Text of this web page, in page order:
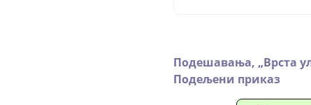
Подешавања, „Врста
Подељени приказ